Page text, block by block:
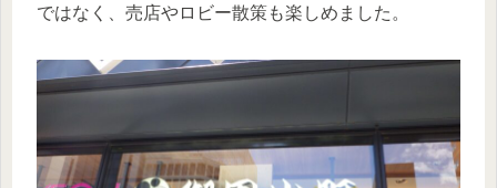
ではなく、売店やロビー散策も楽しめました。